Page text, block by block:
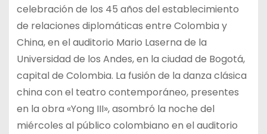
celebración de los 45 años del establecimiento
de relaciones diplomáticas entre Colombia y
China, en el auditorio Mario Laserna de la
Universidad de los Andes, en la ciudad de Bogotá,
capital de Colombia. La fusión de la danza clásica
china con el teatro contemporáneo, presentes
en la obra «Yong III», asombró la noche del
miércoles al público colombiano en el auditorio